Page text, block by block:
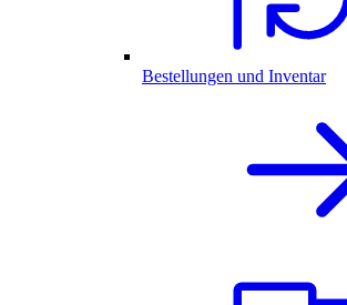
Bestellungen und Inventar